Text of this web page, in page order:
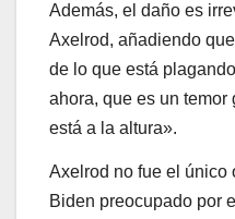
Además, el daño es
Axelrod, añadiendo
de lo que está
ahora, que es un
está a la altura».
Axelrod no fue el único
Biden preocupado por